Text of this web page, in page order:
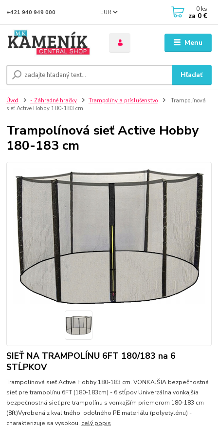
Menu
EUR
Hľadať
+421 940 949 000 0 ks
za 0 €
Úvod - Záhradné hračky Trampolíny a príslušenstvo
Trampolínová
sieť Active Hobby 180-183 cm
Trampolínová sieť Active Hobby
180-183 cm
SIEŤ NA TRAMPOLÍNU 6FT 180/183 na 6
STĹPKOV
Trampolínová sieť Active Hobby 180-183 cm. VONKAJŠIA bezpečnostná
sieť pre trampolínu 6FT (180-183cm) - 6 stĺpov Univerzálna vonkajšia
bezpečnostná sieť pre trampolínu s vonkajším priemerom 180-183 cm
(8ft)Vyrobená z kvalitného, odolného PE materiálu (polyetylénu) -
charakterizuje sa vysokou. celý popis